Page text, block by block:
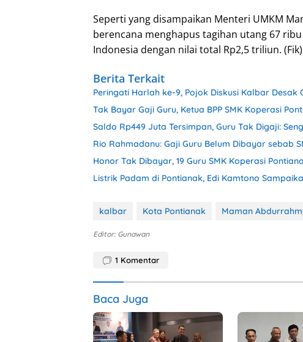
Seperti yang disampaikan Menteri UMKM
berencana menghapus tagihan utang 67
Indonesia dengan nilai total Rp2,5 triliun. (Fik)
Berita Terkait
Peringati Harlah ke-9, Pojok Diskusi Kalbar Desak
Tak Bayar Gaji Guru, Ketua BPP SMK Koperasi
Saldo Rp449 Juta Tersimpan, Guru Tak Digaji:
Rio Rahmadanu: Gaji Guru Belum Dibayar sebab
Honor Tak Dibayar, 19 Guru SMK Koperasi
Listrik Padam di Pontianak, Edi Kamtono
kalbar Kota Pontianak Maman
Editor: Gunawan
1 Komentar
Baca Juga